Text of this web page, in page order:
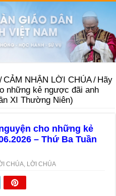
/CẢM NHẬN LỜI CHÚA/ Hãy
những kẻ ngược đãi anh
XI Thường Niên)
cho những kẻ
– Thứ Ba Tuần
CHÚA LỜI CHÚA